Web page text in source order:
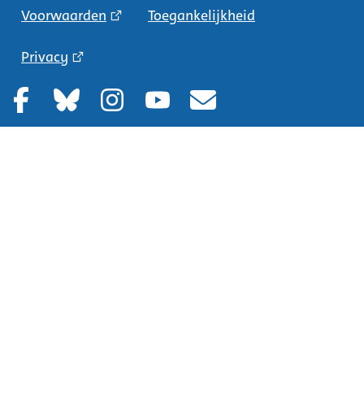
Voorwaarden Toegankelijkheid
Privacy